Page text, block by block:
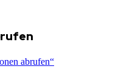
abrufen“